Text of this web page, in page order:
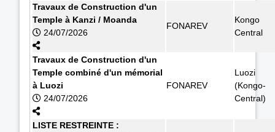
Travaux de Construction d'un
Temple à Kanzi / Moanda
24/07/2026
FONAREV
Kongo
Central
Travaux de Construction d'un
Temple combiné d'un mémorial
à Luozi
24/07/2026
FONAREV
Luozi
(Kongo-
Central)
LISTE RESTREINTE :